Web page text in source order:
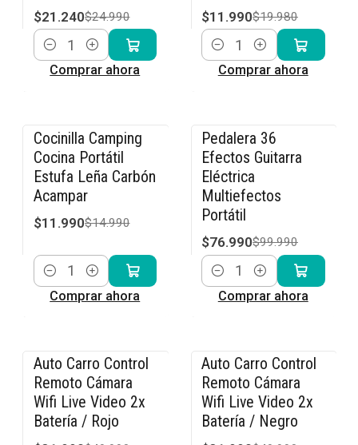
$21.240$24.990
Cantidad
Comprar ahora
$11.990$19.980
Cantidad
Comprar ahora
-20% OFF
Cocinilla Camping
Cocina Portátil
Estufa Leña Carbón
Acampar
$11.990$14.990
Cantidad
Comprar ahora
-23% OFF
Pedalera 36
Efectos Guitarra
Eléctrica
Multiefectos
Portátil
$76.990$99.990
Cantidad
Comprar ahora
-36% OFF
Auto Carro Control
Remoto Cámara
Wifi Live Video 2x
Batería / Rojo
-36% OFF
Auto Carro Control
Remoto Cámara
Wifi Live Video 2x
Batería / Negro